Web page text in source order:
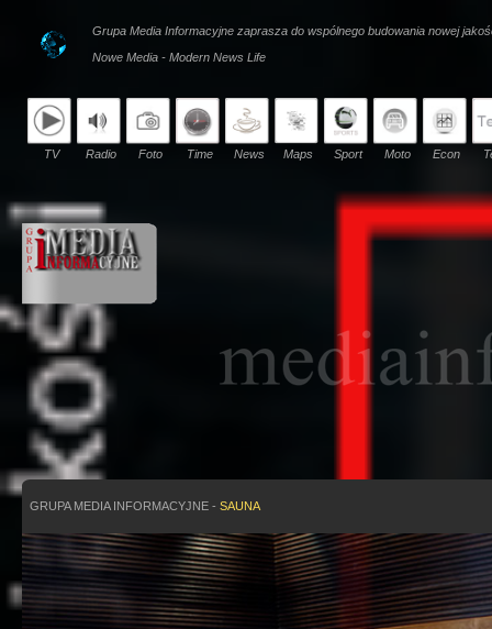
Grupa Media Informacyjne zaprasza do wspólnego budowania nowej
Nowe Media - Modern News Life
TV Radio Foto Time News Maps Sport Moto Econ
GRUPA MEDIA INFORMACYJNE - SAUNA